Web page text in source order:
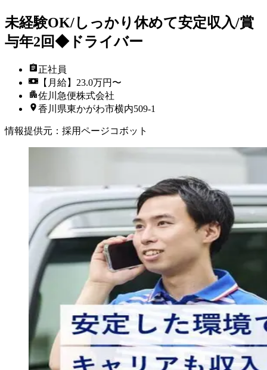
未経験OK/しっかり休めて安定収入/賞
与年2回◆ドライバー
正社員
【月給】23.0万円〜
佐川急便株式会社
香川県東かがわ市横内509-1
情報提供元 ： 採用ページコボット